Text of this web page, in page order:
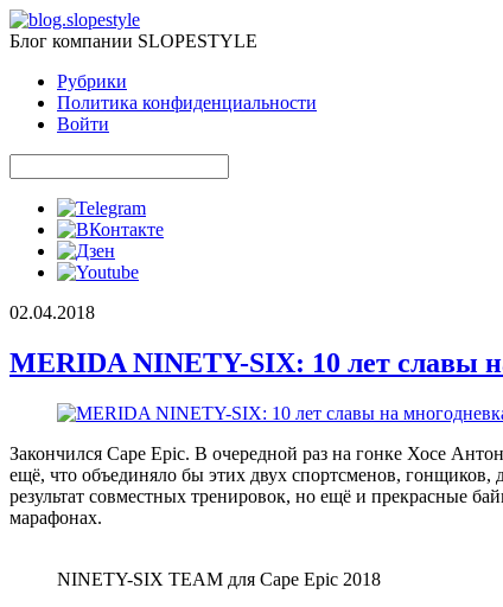
Блог компании SLOPESTYLE
Рубрики
Политика конфиденциальности
Войти
02.04.2018
MERIDA NINETY-SIX: 10 лет славы
Закончился Cape Epic. В очередной раз на гонке Хосе
ещё, что объединяло бы этих двух спортсменов, гонщиков,
результат совместных тренировок, но ещё и прекрасные
марафонах.
NINETY-SIX TEAM для Cape Epic 2018